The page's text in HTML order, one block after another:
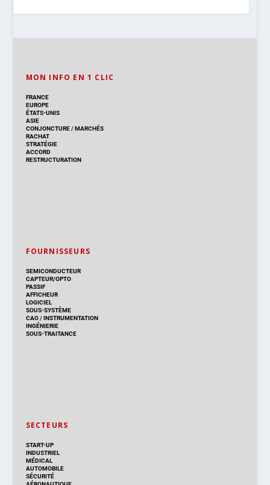
MON INFO EN 1 CLIC
FRANCE
EUROPE
ÉTATS-UNIS
ASIE
CONJONCTURE/MARCHÉS
RACHAT
STRATÉGIE
ACCORD
RESTRUCTURATION
FOURNISSEURS
SEMICONDUCTEUR
CAPTEUR/OPTO
PASSIF
AFFICHEUR
LOGICIEL
SOUS-SYSTÈME
CAO/INSTRUMENTATION
INGÉNIERIE
SOUS-TRAITANCE
SECTEURS
START-UP
INDUSTRIEL
MÉDICAL
AUTOMOBILE
SÉCURITÉ